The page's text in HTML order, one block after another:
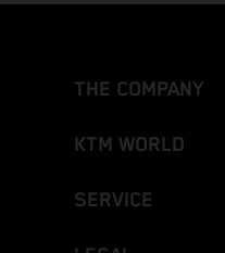
THE COMPANY
KTM WORLD
SERVICE